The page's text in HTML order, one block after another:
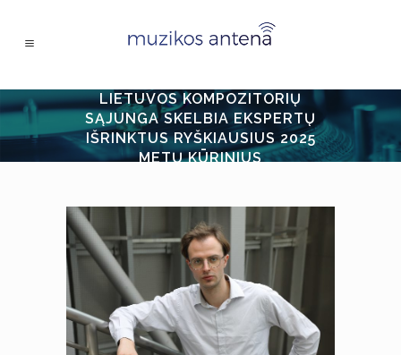
LIETUVOS KOMPOZITORIŲ
SĄJUNGA SKELBIA EKSPERTŲ
IŠRINKTUS RYŠKIAUSIUS 2025
METŲ KŪRINIUS